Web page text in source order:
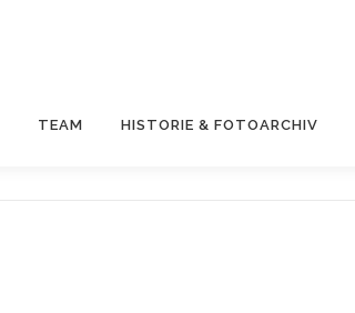
TEAM HISTORIE & FOTOARCHIV